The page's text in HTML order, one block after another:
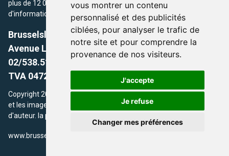
vous montrer un contenu
personnalisé et des publicités
ciblées, pour analyser le trafic de
notre site et pour comprendre la
provenance de nos visiteurs.
J'accepte
Je refuse
Changer mes préférences
plus de 12 000 adresses et un grand choix d'événements,
d'informations et de conseils et astuces de notre écriture.
Brusselslife.be
Avenue Louise, 500 -1050 Ixelles, Brussels,
02/538.51.49.
TVA 0472.281.221
Copyright 2026 © Brusselslife.be Tous droits réservés. Le contenu
et les images utilisés sur ce site sont protégés par le droit
d'auteur. la propriétaires respectifs.
www.brusselsLife.be